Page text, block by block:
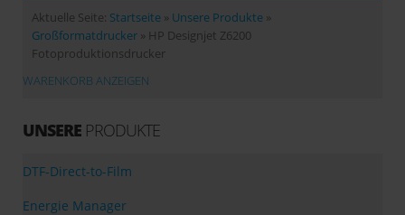
Aktuelle Seite: Startseite » Unsere Produkte »
Großformatdrucker » HP Designjet Z6200
Fotoproduktionsdrucker
WARENKORB ANZEIGEN
UNSERE PRODUKTE
DTF-Direct-to-Film
Energie Manager